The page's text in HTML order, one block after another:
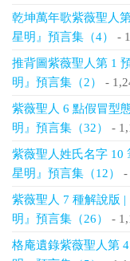
乾坤萬年歌紫薇聖人
星明』預言集（4）
-
推背圖紫薇聖人第 1
明』預言集（2）
-
紫薇聖人 6 點假冒型
明』預言集（32）
-
紫薇聖人姓氏名字 10
星明』預言集（12）
-
紫薇聖人 7 種解說版
明』預言集（26）
-
格庵遺錄紫薇聖人第